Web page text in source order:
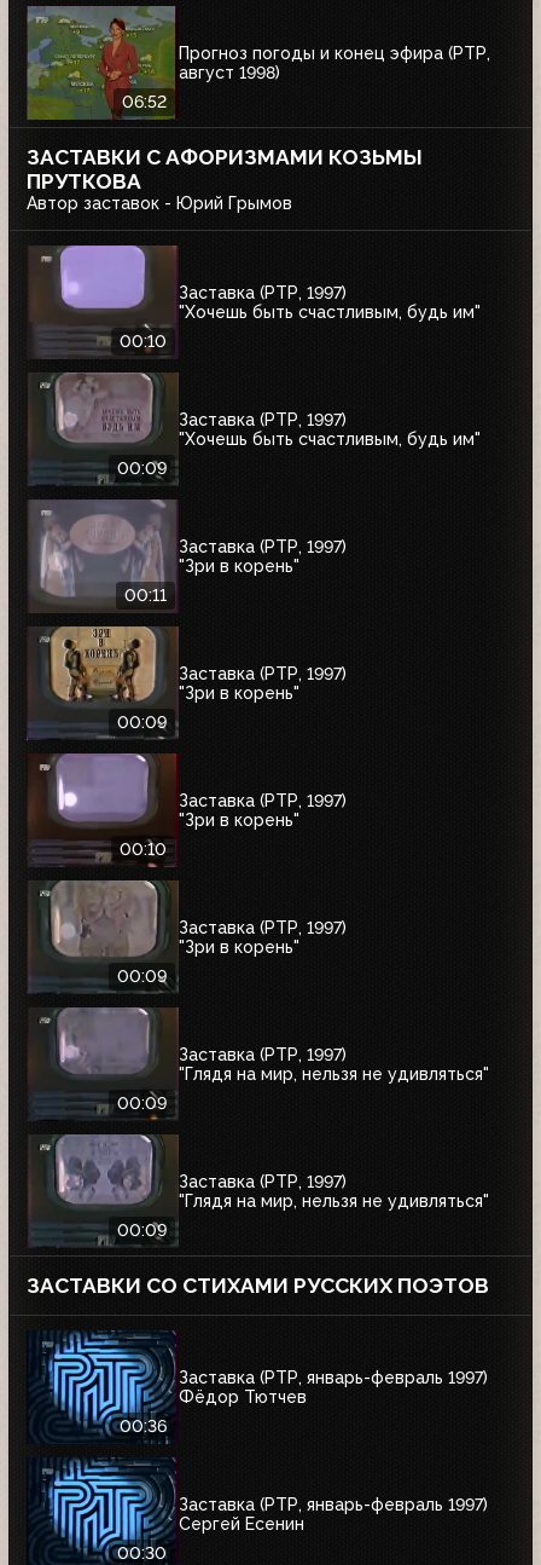
06:52
Прогноз погоды и конец эфира (РТР,
август 1998)
ЗАСТАВКИ С АФОРИЗМАМИ КОЗЬМЫ
ПРУТКОВА
Автор заставок - Юрий Грымов
00:10
Заставка (РТР, 1997)
"Хочешь быть счастливым, будь им"
00:09
Заставка (РТР, 1997)
"Хочешь быть счастливым, будь им"
00:11
Заставка (РТР, 1997)
"Зри в корень"
00:09
Заставка (РТР, 1997)
"Зри в корень"
00:10
Заставка (РТР, 1997)
"Зри в корень"
00:09
Заставка (РТР, 1997)
"Зри в корень"
00:09
Заставка (РТР, 1997)
"Глядя на мир, нельзя не удивляться"
00:09
Заставка (РТР, 1997)
"Глядя на мир, нельзя не удивляться"
ЗАСТАВКИ СО СТИХАМИ РУССКИХ ПОЭТОВ
00:36
Заставка (РТР, январь-февраль 1997)
Фёдор Тютчев
00:30
Заставка (РТР, январь-февраль 1997)
Сергей Есенин